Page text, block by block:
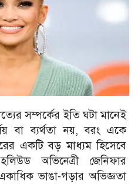
সম্পর্কের ইতি ঘটা মানেই
বা ব্যর্থতা নয়, বরং একে
একটি বড় মাধ্যম হিসেবে
অভিনেত্রী জেনিফার
ভাঙা-গড়ার অভিজ্ঞতা